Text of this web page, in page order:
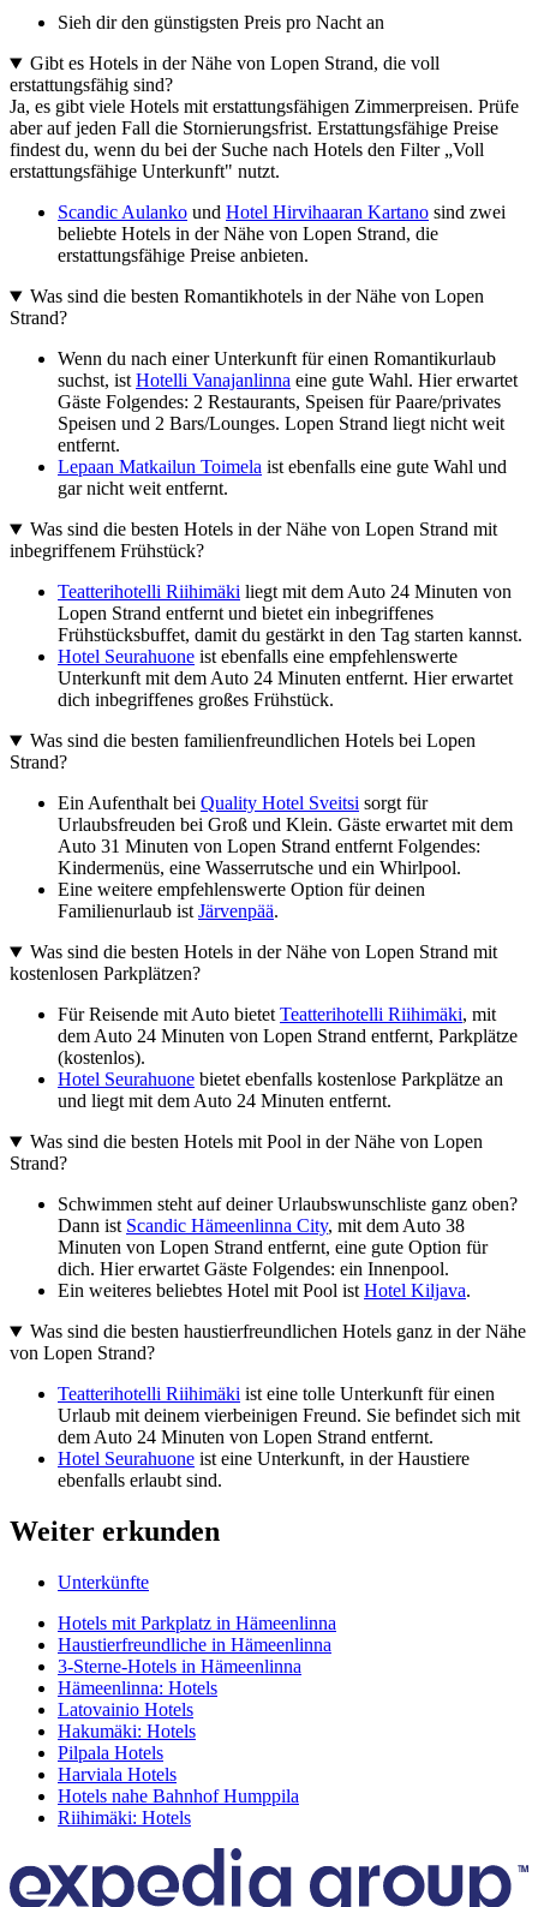
Sieh dir den günstigsten Preis pro Nacht an
Gibt es Hotels in der Nähe von Lopen Strand, die voll
erstattungsfähig sind?
Ja, es gibt viele Hotels mit erstattungsfähigen Zimmerpreisen. Prüfe
aber auf jeden Fall die Stornierungsfrist. Erstattungsfähige Preise
findest du, wenn du bei der Suche nach Hotels den Filter „Voll
erstattungsfähige Unterkunft" nutzt.
Scandic Aulanko und Hotel Hirvihaaran Kartano sind zwei
beliebte Hotels in der Nähe von Lopen Strand, die
erstattungsfähige Preise anbieten.
Was sind die besten Romantikhotels in der Nähe von Lopen
Strand?
Wenn du nach einer Unterkunft für einen Romantikurlaub
suchst, ist Hotelli Vanajanlinna eine gute Wahl. Hier erwartet
Gäste Folgendes: 2 Restaurants, Speisen für Paare/privates
Speisen und 2 Bars/Lounges. Lopen Strand liegt nicht weit
entfernt.
Lepaan Matkailun Toimela ist ebenfalls eine gute Wahl und
gar nicht weit entfernt.
Was sind die besten Hotels in der Nähe von Lopen Strand mit
inbegriffenem Frühstück?
Teatterihotelli Riihimäki liegt mit dem Auto 24 Minuten von
Lopen Strand entfernt und bietet ein inbegriffenes
Frühstücksbuffet, damit du gestärkt in den Tag starten kannst.
Hotel Seurahuone ist ebenfalls eine empfehlenswerte
Unterkunft mit dem Auto 24 Minuten entfernt. Hier erwartet
dich inbegriffenes großes Frühstück.
Was sind die besten familienfreundlichen Hotels bei Lopen
Strand?
Ein Aufenthalt bei Quality Hotel Sveitsi sorgt für
Urlaubsfreuden bei Groß und Klein. Gäste erwartet mit dem
Auto 31 Minuten von Lopen Strand entfernt Folgendes:
Kindermenüs, eine Wasserrutsche und ein Whirlpool.
Eine weitere empfehlenswerte Option für deinen
Familienurlaub ist Järvenpää.
Was sind die besten Hotels in der Nähe von Lopen Strand mit
kostenlosen Parkplätzen?
Für Reisende mit Auto bietet Teatterihotelli Riihimäki, mit
dem Auto 24 Minuten von Lopen Strand entfernt, Parkplätze
(kostenlos).
Hotel Seurahuone bietet ebenfalls kostenlose Parkplätze an
und liegt mit dem Auto 24 Minuten entfernt.
Was sind die besten Hotels mit Pool in der Nähe von Lopen
Strand?
Schwimmen steht auf deiner Urlaubswunschliste ganz oben?
Dann ist Scandic Hämeenlinna City, mit dem Auto 38
Minuten von Lopen Strand entfernt, eine gute Option für
dich. Hier erwartet Gäste Folgendes: ein Innenpool.
Ein weiteres beliebtes Hotel mit Pool ist Hotel Kiljava.
Was sind die besten haustierfreundlichen Hotels ganz in der Nähe
von Lopen Strand?
Teatterihotelli Riihimäki ist eine tolle Unterkunft für einen
Urlaub mit deinem vierbeinigen Freund. Sie befindet sich mit
dem Auto 24 Minuten von Lopen Strand entfernt.
Hotel Seurahuone ist eine Unterkunft, in der Haustiere
ebenfalls erlaubt sind.
Weiter erkunden
Unterkünfte
Hotels mit Parkplatz in Hämeenlinna
Haustierfreundliche in Hämeenlinna
3-Sterne-Hotels in Hämeenlinna
Hämeenlinna: Hotels
Latovainio Hotels
Hakumäki: Hotels
Pilpala Hotels
Harviala Hotels
Hotels nahe Bahnhof Humppila
Riihimäki: Hotels